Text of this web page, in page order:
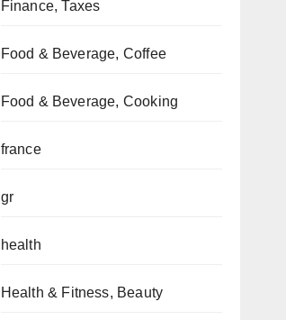
Finance, Taxes
Food & Beverage, Coffee
Food & Beverage, Cooking
france
gr
health
Health & Fitness, Beauty